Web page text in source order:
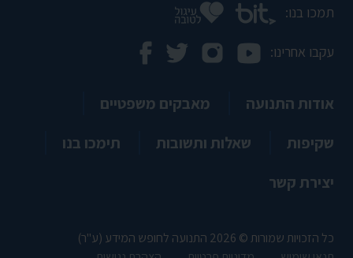
תמכו בנו:
עקבו אחרינו:
אודות התנועה
מאבקים משפטיים
שקיפות
שאלות ותשובות
תימכו בנו
יצירת קשר
כל הזכויות שמורות © 2026 התנועה לחופש המידע (ע"ר)